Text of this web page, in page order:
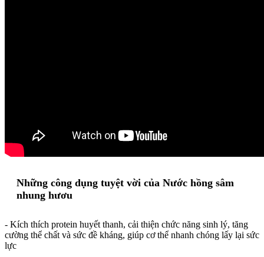
Những công dụng tuyệt vời của Nước hồng sâm
nhung hươu
- Kích thích protein huyết thanh, cải thiện chức năng sinh lý, tăng
cường thể chất và sức đề kháng, giúp cơ thể nhanh chóng lấy lại sức
lực